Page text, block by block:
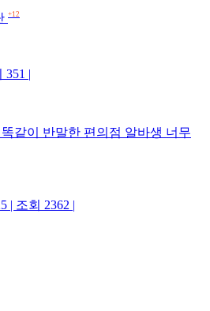
+12
351 |
같이 반말한 편의점 알바생 너무
| 조회 2362 |